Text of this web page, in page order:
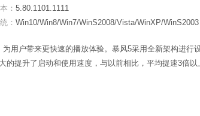
： 5.80.1101.1111
： Win10/Win8/Win7/WinS2008/Vista/WinXP/WinS2003
用户带来更快速的播放体验。暴风5采用全新架构进行
的提升了启动和使用速度，与以前相比，平均提速3倍以